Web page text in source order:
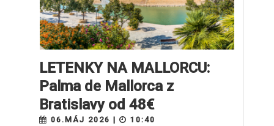
LETENKY NA MALLORCU:
Palma de Mallorca z
Bratislavy od 48€
06.MÁJ 2026 |
10:40